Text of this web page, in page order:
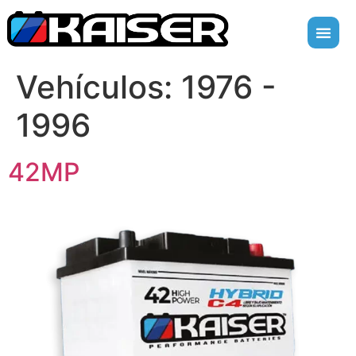
Vehículos: 1976 -
1996
42MP